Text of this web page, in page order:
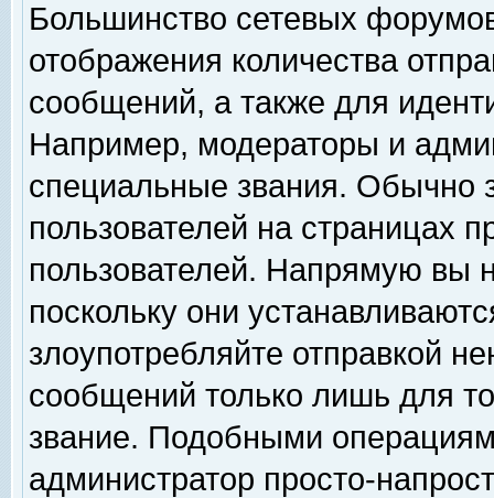
Большинство сетевых
отображения количества
сообщений, а также для
Например, модераторы и
специальные звания. Обычно
пользователей на страницах
пользователей. Напрямую вы
поскольку они
злоупотребляйте отправкой
сообщений только лишь для
звание. Подобными
администратор просто-